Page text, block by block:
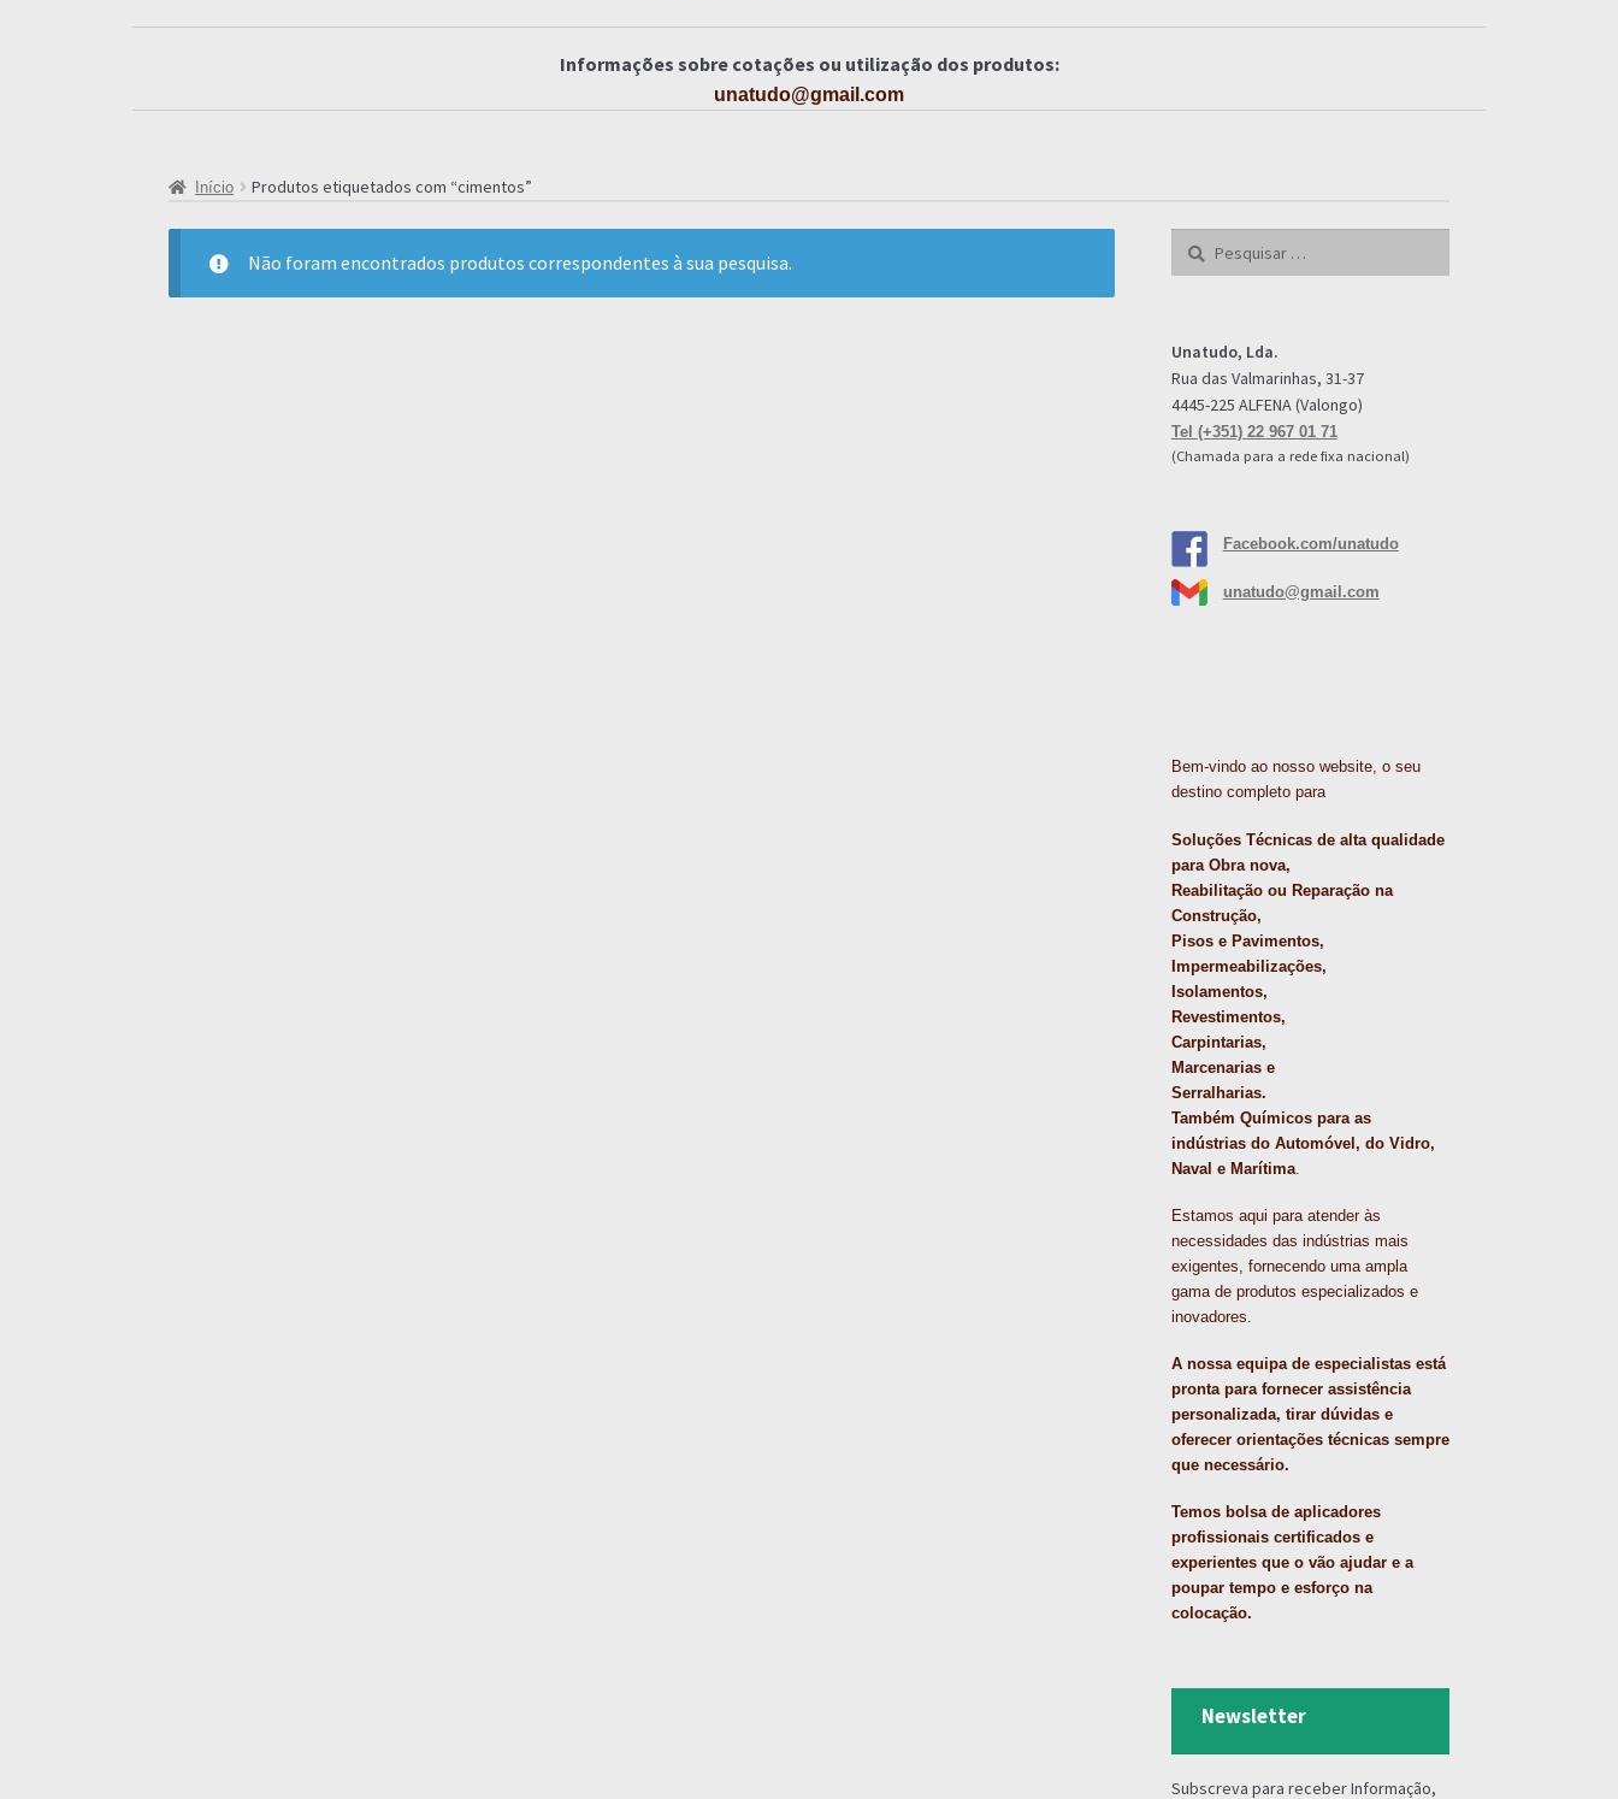
Informações sobre cotações ou utilização dos produtos:
unatudo@gmail.com
Início Produtos etiquetados com “cimentos”
Não foram encontrados produtos correspondentes à sua pesquisa.
Pesquisar
Unatudo, Lda.
Rua das Valmarinhas, 31-37
4445-225 ALFENA (Valongo)
Tel (+351) 22 967 01 71
(Chamada para a rede fixa nacional)
Facebook.com/unatudo
unatudo@gmail.com
Bem-vindo ao nosso website, o seu
destino completo para
Soluções Técnicas de alta qualidade
para Obra nova,
Reabilitação ou Reparação na
Construção,
Pisos e Pavimentos,
Impermeabilizações,
Isolamentos,
Revestimentos,
Carpintarias,
Marcenarias e
Serralharias.
Também Químicos para as
indústrias do Automóvel, do Vidro,
Naval e Marítima.
Estamos aqui para atender às
necessidades das indústrias mais
exigentes, fornecendo uma ampla
gama de produtos especializados e
inovadores.
A nossa equipa de especialistas está
pronta para fornecer assistência
personalizada, tirar dúvidas e
oferecer orientações técnicas sempre
que necessário.
Temos bolsa de aplicadores
profissionais certificados e
experientes que o vão ajudar e a
poupar tempo e esforço na
colocação.
Newsletter
Subscreva para receber Informação,